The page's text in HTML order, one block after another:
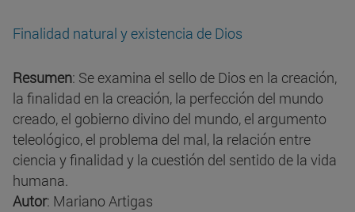
Finalidad natural y existencia de Dios
Resumen: Se examina el sello de Dios en la creación,
la finalidad en la creación, la perfección del mundo
creado, el gobierno divino del mundo, el argumento
teleológico, el problema del mal, la relación entre
ciencia y finalidad y la cuestión del sentido de la vida
humana.
Autor: Mariano Artigas